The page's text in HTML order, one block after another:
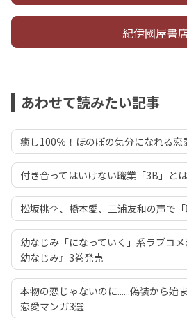
紀伊國屋書
あわせて読みたい記事
癒し100％！ほのぼの気分になれる恋
付き合ってはいけない職業「3B」と
松坂桃李、橋本愛、三浦友和の声で
幼なじみ「になっていく」系ラブコ
幼なじみ』3巻発売
本物の恋じゃないのに......偽装から始
恋愛マンガ3選